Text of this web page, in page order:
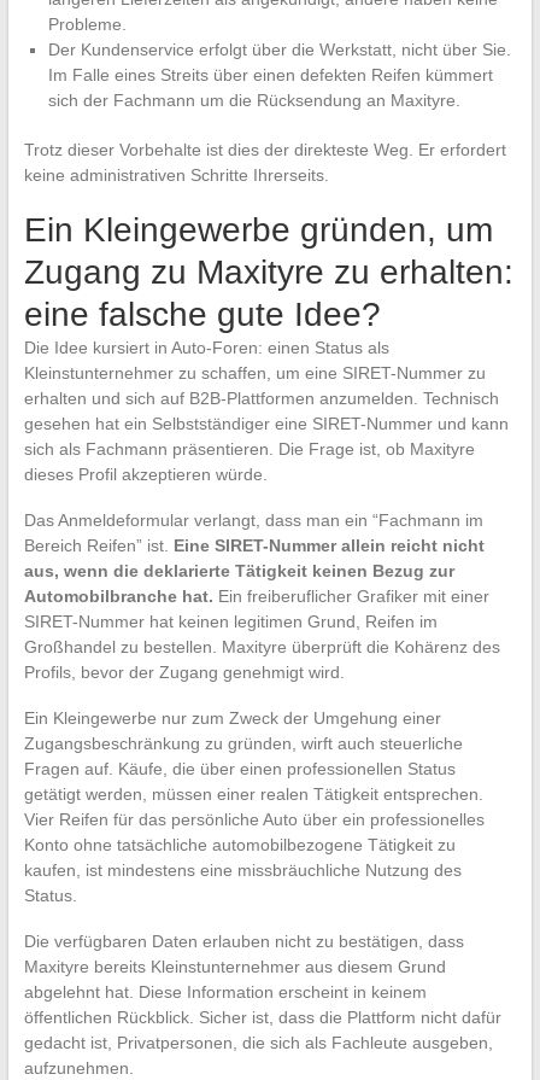
Probleme.
Der Kundenservice erfolgt über die Werkstatt, nicht über Sie.
Im Falle eines Streits über einen defekten Reifen kümmert
sich der Fachmann um die Rücksendung an Maxityre.
Trotz dieser Vorbehalte ist dies der direkteste Weg. Er erfordert
keine administrativen Schritte Ihrerseits.
Ein Kleingewerbe gründen, um
Zugang zu Maxityre zu erhalten:
eine falsche gute Idee?
Die Idee kursiert in Auto-Foren: einen Status als
Kleinstunternehmer zu schaffen, um eine SIRET-Nummer zu
erhalten und sich auf B2B-Plattformen anzumelden. Technisch
gesehen hat ein Selbstständiger eine SIRET-Nummer und kann
sich als Fachmann präsentieren. Die Frage ist, ob Maxityre
dieses Profil akzeptieren würde.
Das Anmeldeformular verlangt, dass man ein “Fachmann im
Bereich Reifen” ist. Eine SIRET-Nummer allein reicht nicht
aus, wenn die deklarierte Tätigkeit keinen Bezug zur
Automobilbranche hat. Ein freiberuflicher Grafiker mit einer
SIRET-Nummer hat keinen legitimen Grund, Reifen im
Großhandel zu bestellen. Maxityre überprüft die Kohärenz des
Profils, bevor der Zugang genehmigt wird.
Ein Kleingewerbe nur zum Zweck der Umgehung einer
Zugangsbeschränkung zu gründen, wirft auch steuerliche
Fragen auf. Käufe, die über einen professionellen Status
getätigt werden, müssen einer realen Tätigkeit entsprechen.
Vier Reifen für das persönliche Auto über ein professionelles
Konto ohne tatsächliche automobilbezogene Tätigkeit zu
kaufen, ist mindestens eine missbräuchliche Nutzung des
Status.
Die verfügbaren Daten erlauben nicht zu bestätigen, dass
Maxityre bereits Kleinstunternehmer aus diesem Grund
abgelehnt hat. Diese Information erscheint in keinem
öffentlichen Rückblick. Sicher ist, dass die Plattform nicht dafür
gedacht ist, Privatpersonen, die sich als Fachleute ausgeben,
aufzunehmen.